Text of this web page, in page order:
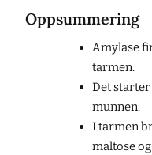
Oppsummering
Amylase
tarmen.
Det
munnen.
I tarmen
maltose